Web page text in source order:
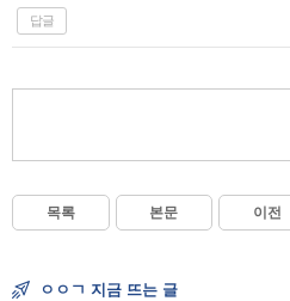
답글
목록 본문 이전
ㅇㅇㄱ 지금 뜨는 글